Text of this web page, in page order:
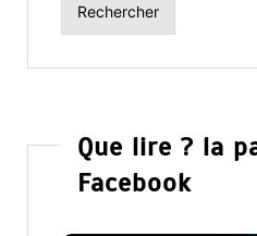
Que lire ? la
Facebook